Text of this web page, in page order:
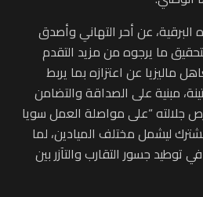
عن أحر التهاني وأصدق
ما يرجوه من مزيد التقدم
ماليزيا عن اعتزازه بما يربط
مبنية على الصداقة والتضامن
جلالته “على مواصلة العمل سويا
ليشمل مختلف الميادين، لما
توطيد جسور التقارب والتآزر بين